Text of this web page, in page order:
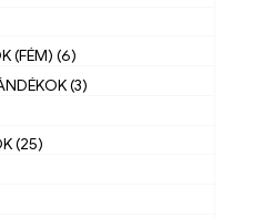
(FÉM) (6)
(3)
(25)